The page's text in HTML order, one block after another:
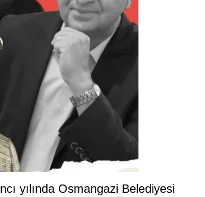
yılında Osmangazi Belediyesi